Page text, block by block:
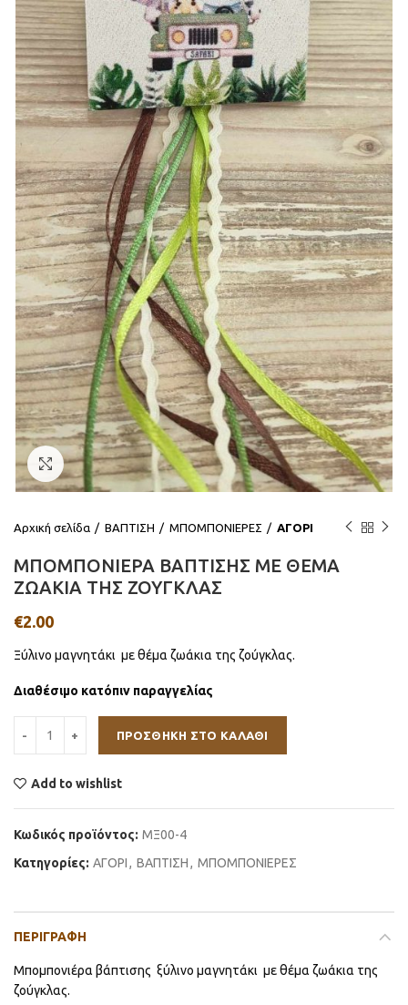
Click to enlarge
Αρχική σελίδα ΒΑΠΤΙΣΗ ΜΠΟΜΠΟΝΙΕΡΕΣ ΑΓΟΡΙ
ΜΠΟΜΠΟΝΙΕΡΑ ΒΑΠΤΙΣΗΣ ΜΕ ΘΕΜΑ
ΖΩΑΚΙΑ ΤΗΣ ΖΟΥΓΚΛΑΣ
€2.00
Ξύλινο μαγνητάκι με θέμα ζωάκια της ζούγκλας.
Διαθέσιμο κατόπιν παραγγελίας
ΠΡΟΣΘΉΚΗ ΣΤΟ ΚΑΛΆΘΙ
Add to wishlist
Κωδικός προϊόντος: ΜΞ00-4
Κατηγορίες: ΑΓΟΡΙ, ΒΑΠΤΙΣΗ, ΜΠΟΜΠΟΝΙΕΡΕΣ
ΠΕΡΙΓΡΑΦΉ
Μπομπονιέρα βάπτισης ξύλινο μαγνητάκι με θέμα ζωάκια της
ζούγκλας.